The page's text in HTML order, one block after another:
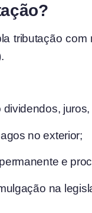
tributação
no exterior;
e
na